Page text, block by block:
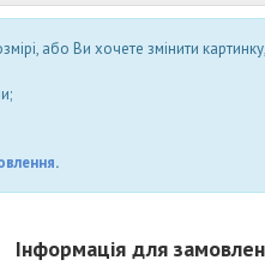
або Ви хочете змінити
.
Інформація для